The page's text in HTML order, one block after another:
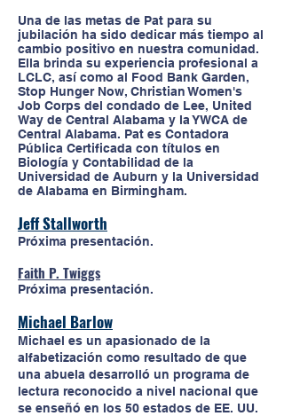
Una de las metas de Pat para su
jubilación ha sido dedicar más tiempo al
cambio positivo en nuestra comunidad.
Ella brinda su experiencia profesional a
LCLC, así como al Food Bank Garden,
Stop Hunger Now, Christian Women's
Job Corps del condado de Lee, United
Way de Central Alabama y la YWCA de
Central Alabama. Pat es Contadora
Pública Certificada con títulos en
Biología y Contabilidad de la
Universidad de Auburn y la Universidad
de Alabama en Birmingham.
Jeff Stallworth
Próxima presentación.
Faith P. Twiggs
Próxima presentación.
Michael Barlow
Michael es un apasionado de la
alfabetización como resultado de que
una abuela desarrolló un programa de
lectura reconocido a nivel nacional que
se enseñó en los 50 estados de EE. UU.